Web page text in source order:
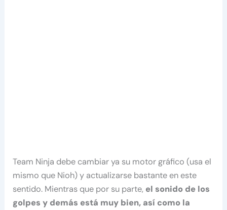
Team Ninja debe cambiar ya su motor gráfico (usa el
mismo que Nioh) y actualizarse bastante en este
sentido. Mientras que por su parte, el sonido de los
golpes y demás está muy bien, así como la